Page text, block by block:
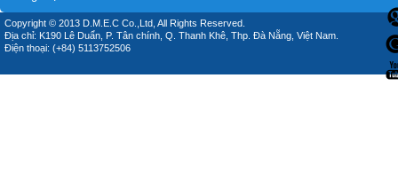
Copyright © 2013 D.M.E.C Co.,Ltd, All Rights Reserved.
Địa chỉ: K190 Lê Duẩn, P. Tân chính, Q. Thanh Khê, Thp. Đà Nẵng, Việt Nam.
Điện thoại: (+84) 5113752506